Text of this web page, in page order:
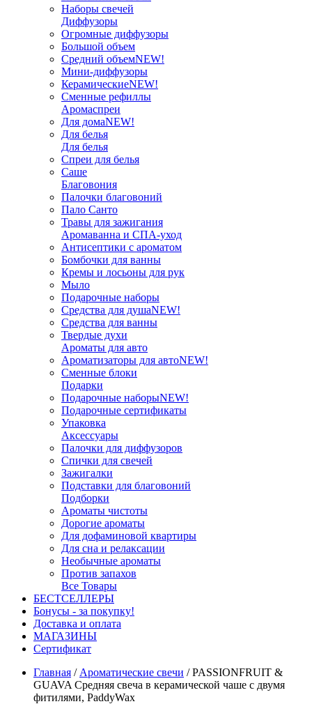
Наборы свечей
Диффузоры
Огромные диффузоры
Большой объем
Средний объемNEW!
Мини-диффузоры
КерамическиеNEW!
Сменные рефиллы
Аромаспреи
Для домаNEW!
Для белья
Для белья
Спреи для белья
Саше
Благовония
Палочки благовоний
Пало Санто
Травы для зажигания
Аромаванна и СПА-уход
Антисептики с ароматом
Бомбочки для ванны
Кремы и лосьоны для рук
Мыло
Подарочные наборы
Средства для душаNEW!
Средства для ванны
Твердые духи
Ароматы для авто
Ароматизаторы для автоNEW!
Сменные блоки
Подарки
Подарочные наборыNEW!
Подарочные сертификаты
Упаковка
Аксессуары
Палочки для диффузоров
Спички для свечей
Зажигалки
Подставки для благовоний
Подборки
Ароматы чистоты
Дорогие ароматы
Для дофаминовой квартиры
Для сна и релаксации
Необычные ароматы
Против запахов
Все Товары
БЕСТСЕЛЛЕРЫ
Бонусы - за покупку!
Доставка и оплата
МАГАЗИНЫ
Cертификат
Главная / Ароматические свечи /PASSIONFRUIT &
GUAVA Средняя свеча в керамической чаше с двумя
фитилями, PaddyWax